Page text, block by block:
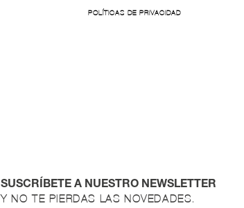
POLÍTICAS DE PRIVACIDAD
SUSCRÍBETE A NUESTRO NEWSLETTER
Y NO TE PIERDAS LAS NOVEDADES.